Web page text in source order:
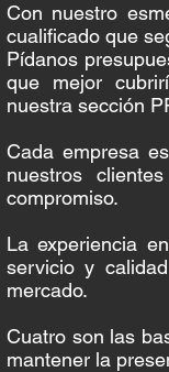
Con nuestro
cualificado que
Pídanos
que mejor
nuestra sección
Cada empresa
nuestros
compromiso.
La experiencia
servicio y
mercado.
Cuatro son las
mantener la